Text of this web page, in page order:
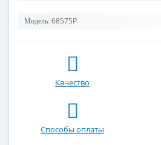
Модель: 68575Р
Качество
Способы оплаты